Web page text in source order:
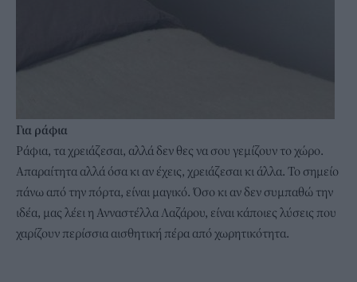
Για ράφια
Ράφια, τα χρειάζεσαι, αλλά δεν θες να σου γεμίζουν το χώρο.
Απαραίτητα αλλά όσα κι αν έχεις, χρειάζεσαι κι άλλα. Το σημείο
πάνω από την πόρτα, είναι μαγικό. Όσο κι αν δεν συμπαθώ την
ιδέα, μας λέει η Ανναστέλλα Λαζάρου, είναι κάποιες λύσεις που
χαρίζουν περίσσια αισθητική πέρα από χωρητικότητα.